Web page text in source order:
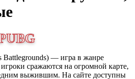
Battlegrounds) — игра в жанре
сражаются на огромной карте,
выжившим. На сайте доступны